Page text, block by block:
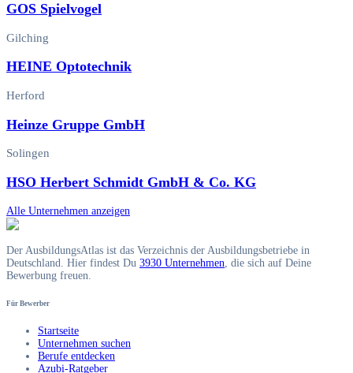
GOS Spielvogel
Gilching
HEINE Optotechnik
Herford
Heinze Gruppe GmbH
Solingen
HSO Herbert Schmidt GmbH & Co. KG
Alle Unternehmen anzeigen
Der AusbildungsAtlas ist das Verzeichnis der Ausbildungsbetriebe in
Deutschland. Hier findest Du 3930 Unternehmen, die sich auf Deine
Bewerbung freuen.
Für Bewerber
Startseite
Unternehmen suchen
Berufe entdecken
Azubi-Ratgeber